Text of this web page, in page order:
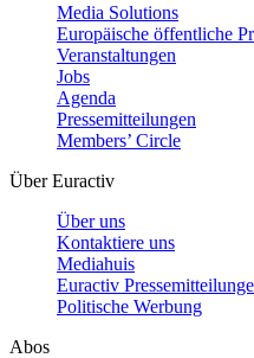
Media Solutions
Europäische öffentliche
Veranstaltungen
Jobs
Agenda
Pressemitteilungen
Members’ Circle
Über Euractiv
Über uns
Kontaktiere uns
Mediahuis
Euractiv
Politische Werbung
Abos